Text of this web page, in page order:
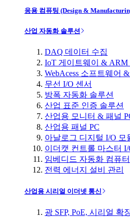
응용 컴퓨팅 (Design &
산업 자동화 솔루션
DAQ 데이터 수집
IoT 게이트웨이 & ARM
WebAcess 소프트웨어
무선 I/O 센서
방폭 자동화 솔루션
산업 표준 인증 솔루션
산업용 모니터 & 패널
산업용 패널 PC
아날로그 디지털 I/O 모
이더캣 컨트롤 마스터 I/
임베디드 자동화 컴퓨터
전력 에너지 설비 관리
산업용 시리얼 이더넷 통신
광 SFP, PoE, 시리얼 확